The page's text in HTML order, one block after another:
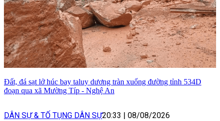
Đất, đá sạt lở húc bay taluy dương tràn xuống đường tỉnh 534D
đoạn qua xã Mường Típ - Nghệ An
DÂN SỰ & TỐ TỤNG DÂN SỰ20:33 | 08/08/2026